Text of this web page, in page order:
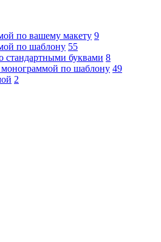
по вашему макету 9
по шаблону 55
стандартными буквами 8
монограммой по шаблону 49
2